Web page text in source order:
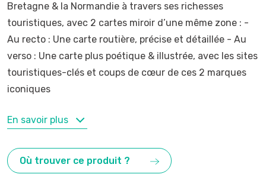
Bretagne & la Normandie à travers ses richesses
touristiques, avec 2 cartes miroir d’une même zone : -
Au recto : Une carte routière, précise et détaillée - Au
verso : Une carte plus poétique & illustrée, avec les sites
touristiques-clés et coups de cœur de ces 2 marques
iconiques
MOTS-CLÉS
En savoir plus
Où trouver ce produit ?